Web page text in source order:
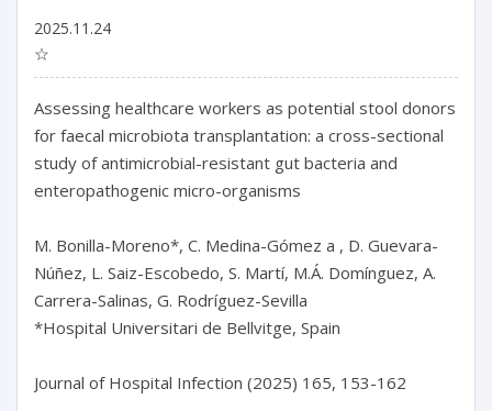
2025.11.24
☆
Assessing healthcare workers as potential stool donors
for faecal microbiota transplantation: a cross-sectional
study of antimicrobial-resistant gut bacteria and
enteropathogenic micro-organisms
M. Bonilla-Moreno*, C. Medina-Gómez a , D. Guevara-
Núñez, L. Saiz-Escobedo, S. Martí, M.Á. Domínguez, A.
Carrera-Salinas, G. Rodríguez-Sevilla
*Hospital Universitari de Bellvitge, Spain
Journal of Hospital Infection (2025) 165, 153-162